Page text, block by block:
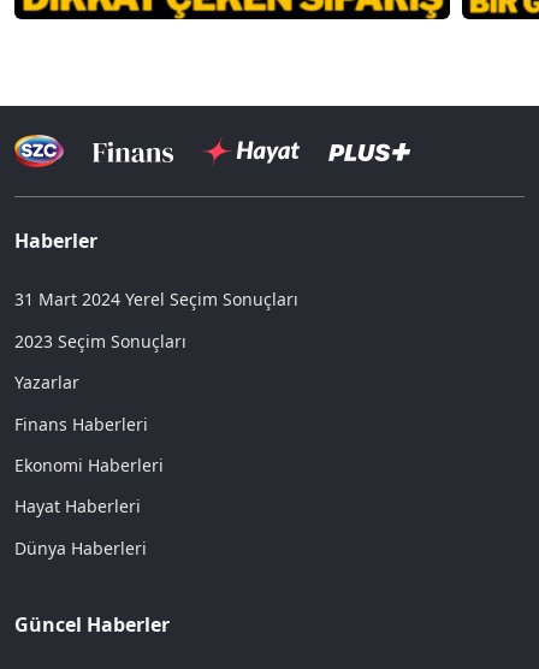
Haberler
31 Mart 2024 Yerel Seçim Sonuçları
2023 Seçim Sonuçları
Yazarlar
Finans Haberleri
Ekonomi Haberleri
Hayat Haberleri
Dünya Haberleri
Güncel Haberler